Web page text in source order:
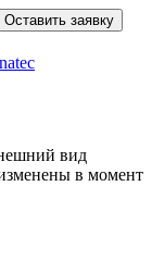
Оставить заявку
вид
в момент